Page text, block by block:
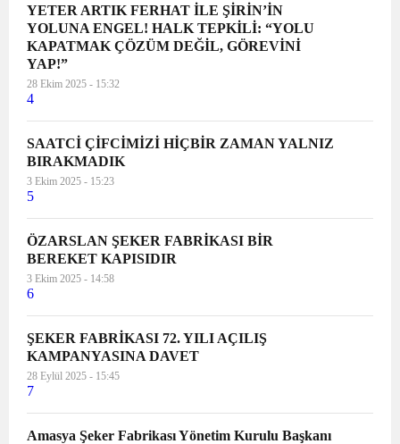
YETER ARTIK FERHAT İLE ŞİRİN’İN
YOLUNA ENGEL! HALK TEPKİLİ: “YOLU
KAPATMAK ÇÖZÜM DEĞİL, GÖREVİNİ
YAP!”
28 Ekim 2025 - 15:32
4
SAATCİ ÇİFCİMİZİ HİÇBİR ZAMAN YALNIZ
BIRAKMADIK
3 Ekim 2025 - 15:23
5
ÖZARSLAN ŞEKER FABRİKASI BİR
BEREKET KAPISIDIR
3 Ekim 2025 - 14:58
6
ŞEKER FABRİKASI 72. YILI AÇILIŞ
KAMPANYASINA DAVET
28 Eylül 2025 - 15:45
7
Amasya Şeker Fabrikası Yönetim Kurulu Başkanı